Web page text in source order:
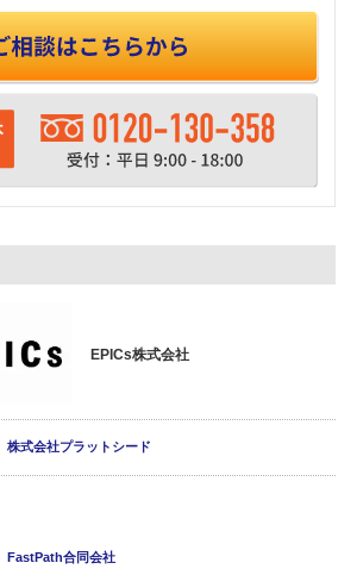
EPICs株式会社
株式会社プラットシード
FastPath合同会社